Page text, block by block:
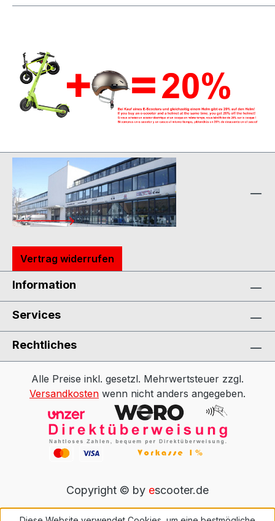
Vertrag widerrufen
Information
Services
Rechtliches
Alle Preise inkl. gesetzl. Mehrwertsteuer zzgl.
Versandkosten wenn nicht anders angegeben.
Copyright © by escooter.de